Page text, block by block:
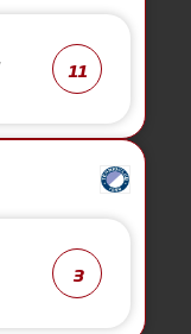
11
3